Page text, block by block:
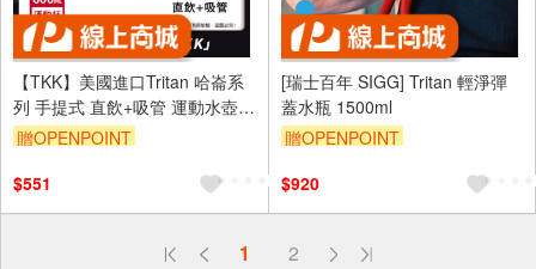
【TKK】美國進口Tritan 哈崙系
列 手提式 直飲+吸管 運動水壺
隨身杯 600ML-任選色
贈OPENPOINT
$551
[瑞士百年 SIGG] Tritan 輕淨彈
蓋水瓶 1500ml
贈OPENPOINT
$920
1 2
偏遠地區配送